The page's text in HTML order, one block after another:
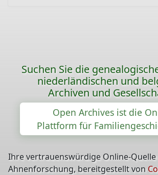
Suchen Sie die
niederländischen und
Archiven und
Open Archives ist die
Plattform für
Ihre vertrauenswürdige Online-
Ahnenforschung, bereitgestellt von